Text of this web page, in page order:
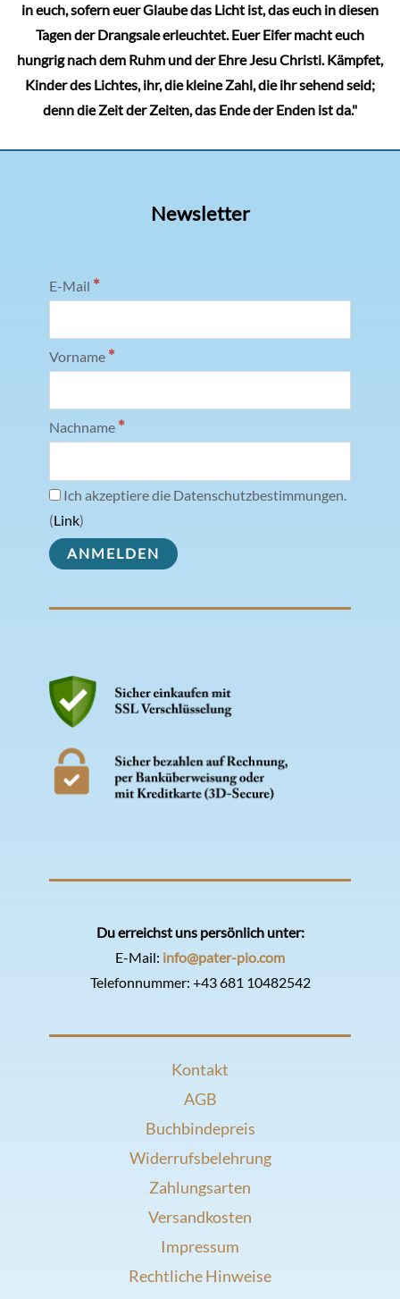
in euch, sofern euer Glaube das Licht ist, das euch in diesen
Tagen der Drangsale erleuchtet. Euer Eifer macht euch
hungrig nach dem Ruhm und der Ehre Jesu Christi. Kämpfet,
Kinder des Lichtes, ihr, die kleine Zahl, die ihr sehend seid;
denn die Zeit der Zeiten, das Ende der Enden ist da."
Newsletter
E-Mail *
Vorname *
Nachname *
Ich akzeptiere die Datenschutzbestimmungen.
(Link)
Du erreichst uns persönlich unter:
E-Mail: info@pater-pio.com
Telefonnummer: +43 681 10482542
Kontakt
AGB
Buchbindepreis
Widerrufsbelehrung
Zahlungsarten
Versandkosten
Impressum
Rechtliche Hinweise